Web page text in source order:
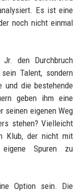
Es ist eine
noch nicht einmal
Jr. den Durchbruch
Talent, sondern
und die bestehende
geben ihm eine
seinen eigenen Weg
stehen? Vielleicht
Klub, der nicht mit
Spuren zu
Option sein. Die